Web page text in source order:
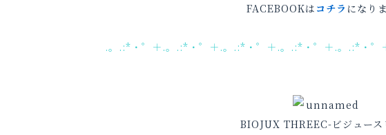
FACEBOOKは コチラ になりま
.。.:*・゜＋.。.:*・゜＋.。.:*・゜＋.。.:*・゜＋.。.:*・゜
BIOJUX THREEC-ビジュース